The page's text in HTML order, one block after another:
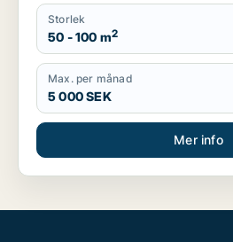
Storlek
50 - 100 m2
Max. per månad
5 000 SEK
Mer info